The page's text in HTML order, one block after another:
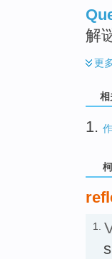
解
更
相
1.
1.